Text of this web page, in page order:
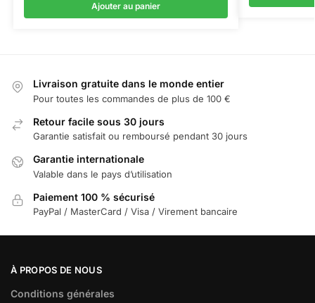
Ajouter au panier
Livraison gratuite dans le monde entier
Pour toutes les commandes de plus de 100 €
Retour facile sous 30 jours
Garantie satisfait ou remboursé pendant 30 jours
Garantie internationale
Valable dans le pays d’utilisation
Paiement 100 % sécurisé
PayPal / MasterCard / Visa / Virement bancaire
À PROPOS DE NOUS
Conditions générales